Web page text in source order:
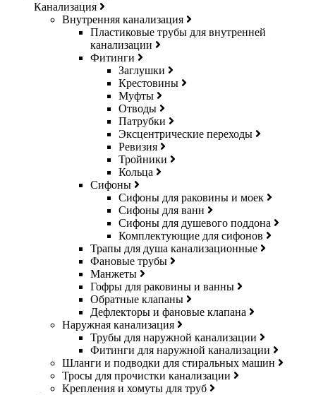
Канализация
Внутренняя канализация
Пластиковые трубы для внутренней
канализации
Фитинги
Заглушки
Крестовины
Муфты
Отводы
Патрубки
Эксцентрические переходы
Ревизия
Тройники
Кольца
Сифоны
Сифоны для раковины и моек
Сифоны для ванн
Сифоны для душевого поддона
Комплектующие для сифонов
Трапы для душа канализационные
Фановые трубы
Манжеты
Гофры для раковины и ванны
Обратные клапаны
Дефлекторы и фановые клапана
Наружная канализация
Трубы для наружной канализации
Фитинги для наружной канализации
Шланги и подводки для стиральных машин
Тросы для прочистки канализации
Крепления и хомуты для труб